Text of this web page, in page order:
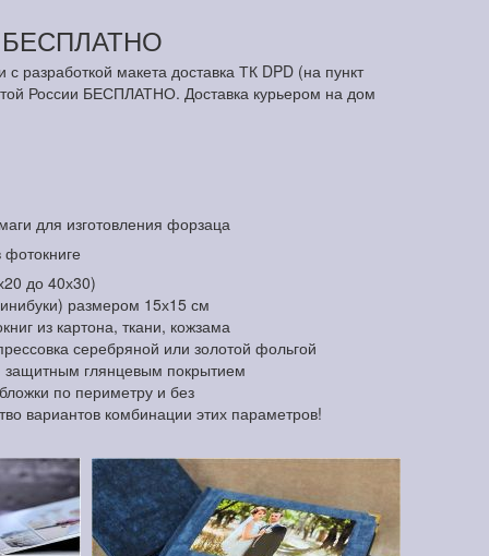
БЕСПЛАТНО
с разработкой макета доставка ТК DPD (на пункт
России БЕСПЛАТНО. Доставка курьером на дом
для изготовления форзаца
до 40х30)
размером 15х15 см
из картона, ткани, кожзама
серебряной или золотой фольгой
защитным глянцевым покрытием
по периметру и без
вариантов комбинации этих параметров!